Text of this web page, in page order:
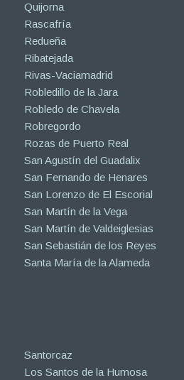
Quijorna
Rascafría
Redueña
Ribatejada
Rivas-Vaciamadrid
Robledillo de la Jara
Robledo de Chavela
Robregordo
Rozas de Puerto Real
San Agustín del Guadalix
San Fernando de Henares
San Lorenzo de El Escorial
San Martín de la Vega
San Martín de Valdeiglesias
San Sebastián de los Reyes
Santa María de la Alameda
Santorcaz
Los Santos de la Humosa